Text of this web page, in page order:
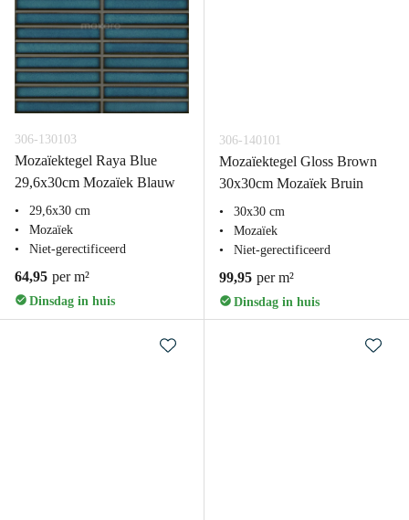
306-130103
Mozaïektegel Raya Blue
29,6x30cm Mozaïek Blauw
29,6x30 cm
Mozaïek
Niet-gerectificeerd
64,95 per m²
Dinsdag in huis
306-140101
Mozaïektegel Gloss Brown
30x30cm Mozaïek Bruin
30x30 cm
Mozaïek
Niet-gerectificeerd
99,95 per m²
Dinsdag in huis